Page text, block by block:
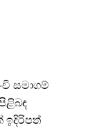
සමාගම්